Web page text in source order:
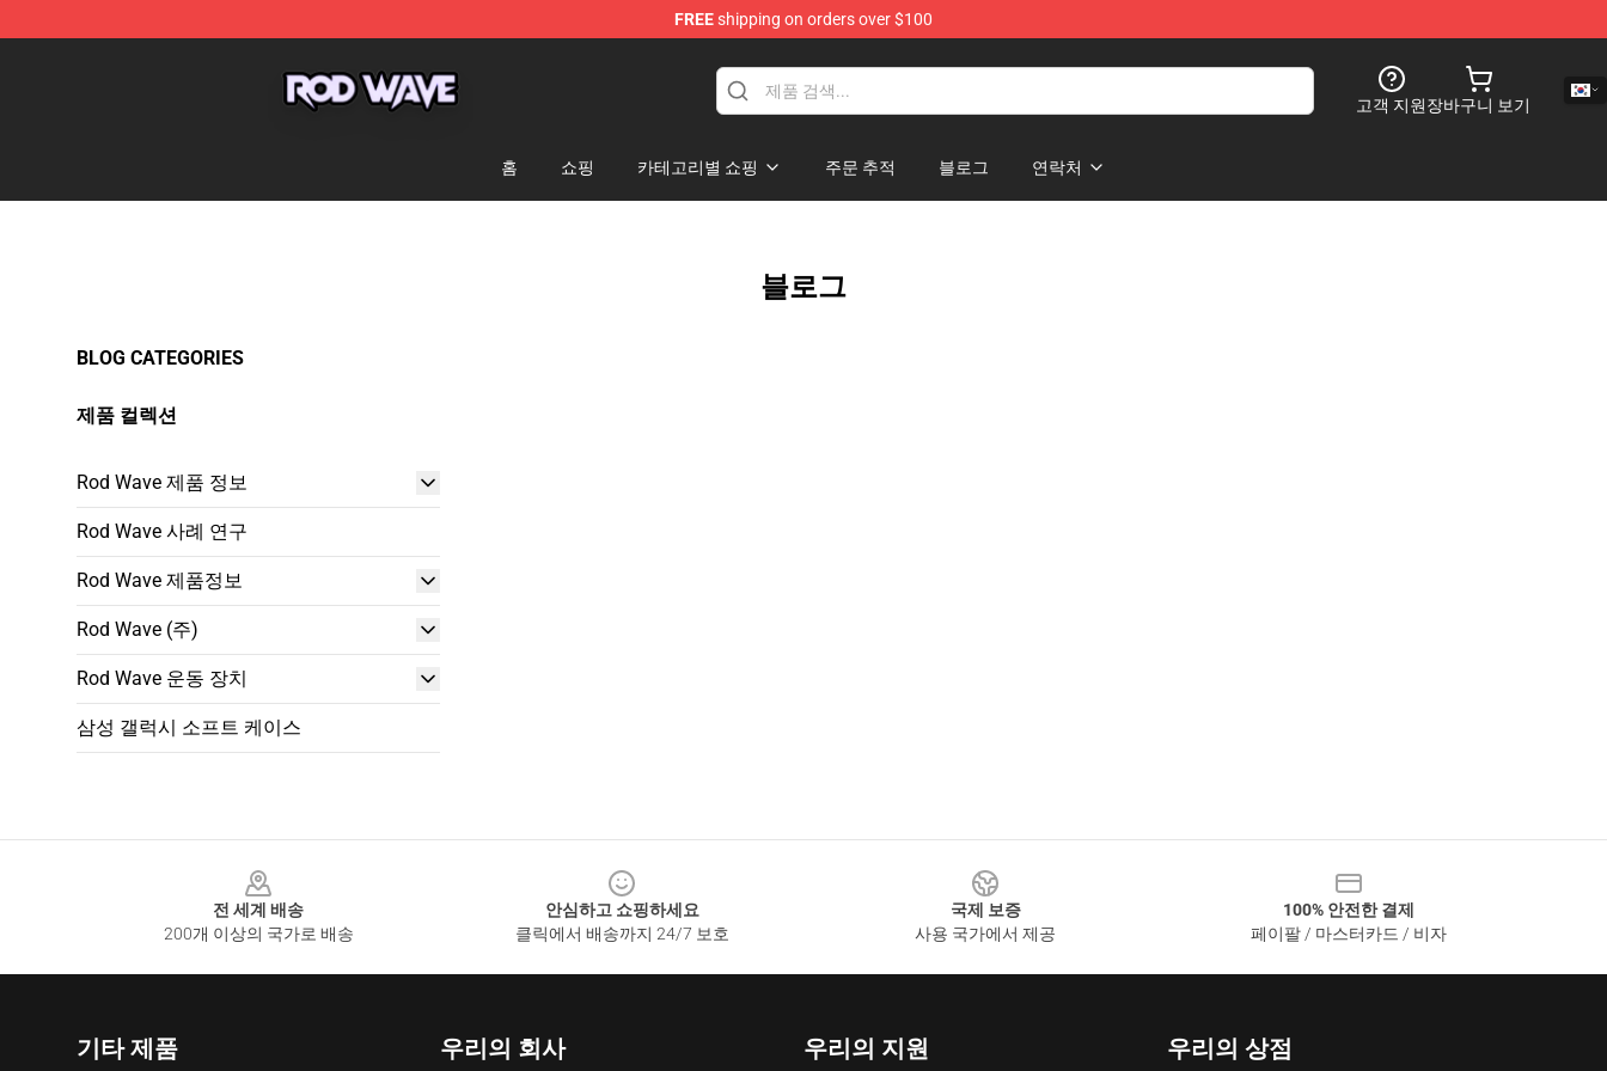
FREEshipping on orders over $100
고객 지원장바구니 보기
홈 쇼핑 카테고리별 쇼핑 주문 추적 블로그 연락처
블로그
BLOG CATEGORIES
제품 컬렉션
Rod Wave 제품 정보
Rod Wave 사례 연구
Rod Wave 제품정보
Rod Wave (주)
Rod Wave 운동 장치
삼성 갤럭시 소프트 케이스
전 세계 배송
200개 이상의 국가로 배송
안심하고 쇼핑하세요
클릭에서 배송까지 24/7 보호
국제 보증
사용 국가에서 제공
100% 안전한 결제
페이팔 / 마스터카드 / 비자
기타 제품 우리의 회사 우리의 지원 우리의 상점